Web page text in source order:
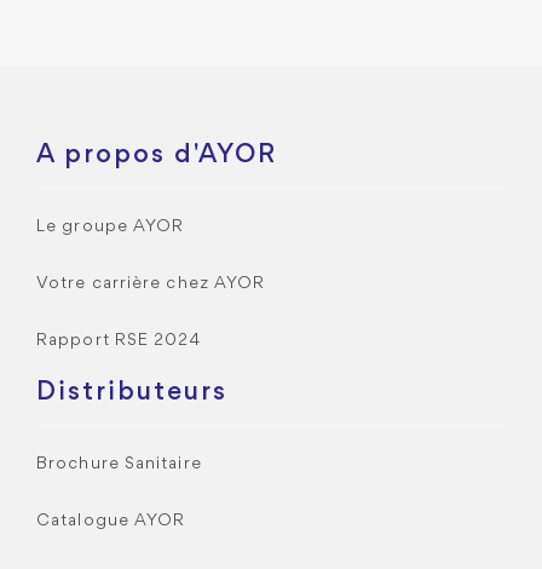
A propos d'AYOR
Le groupe AYOR
Votre carrière chez AYOR
Rapport RSE 2024
Distributeurs
Brochure Sanitaire
Catalogue AYOR